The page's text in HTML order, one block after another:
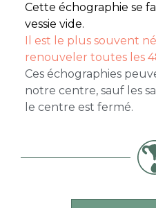
Cette échographie se
vessie vide.
Il est le plus souvent
renouveler toutes les
Ces échographies
notre centre, sauf les
le centre est fermé.